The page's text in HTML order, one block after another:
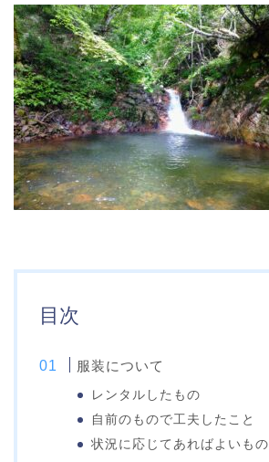
目次
服装について
レンタルしたもの
自前のもので工夫したこと
状況に応じてあればよいもの